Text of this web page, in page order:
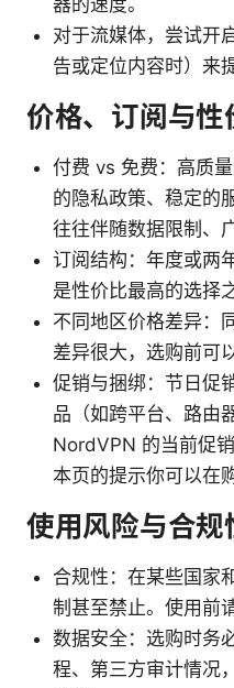
器的速度。
对于流媒体，尝试开
告或定位内容时）来
价格、订阅与性
付费 vs 免费：高质
的隐私政策、稳定的
往往伴随数据限制、
订阅结构：年度或两
是性价比最高的选择
不同地区价格差异：
差异很大，选购前可
促销与捆绑：节日促
品（如跨平台、路由
NordVPN 的当前促
本页的提示你可以在
使用风险与合规
合规性：在某些国家
制甚至禁止。使用前
数据安全：选购时务
程、第三方审计情况